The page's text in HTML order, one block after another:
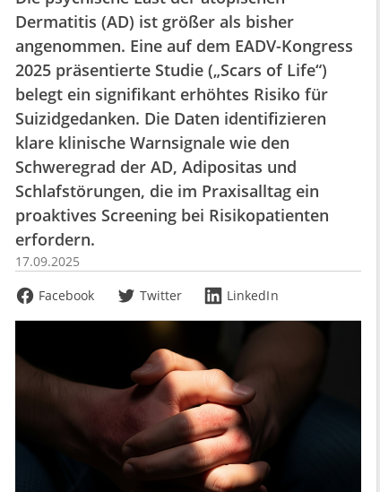
Dermatitis (AD) ist größer als bisher
angenommen. Eine auf dem EADV-Kongress
2025 präsentierte Studie („Scars of Life“)
belegt ein signifikant erhöhtes Risiko für
Suizidgedanken. Die Daten identifizieren
klare klinische Warnsignale wie den
Schweregrad der AD, Adipositas und
Schlafstörungen, die im Praxisalltag ein
proaktives Screening bei Risikopatienten
erfordern.
17.09.2025
Facebook
Twitter LinkedIn